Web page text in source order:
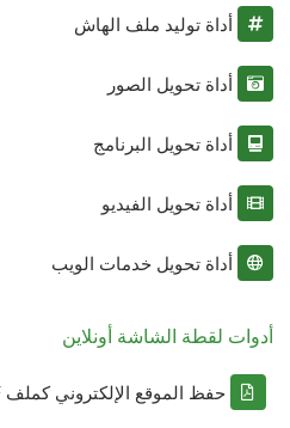
أداة توليد ملف الهاش
أداة تحويل الصور
أداة تحويل البرنامج
أداة تحويل الفيديو
أداة تحويل خدمات الويب
أدوات لقطة الشاشة أونلاين
حفظ الموقع الإلكتروني كملف PDF